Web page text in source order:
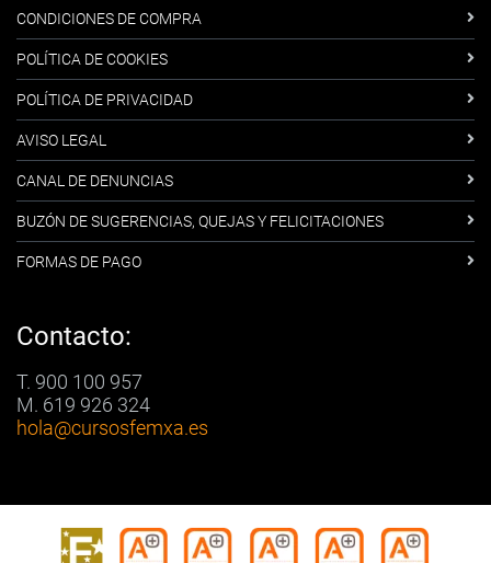
CONDICIONES DE COMPRA
POLÍTICA DE COOKIES
POLÍTICA DE PRIVACIDAD
AVISO LEGAL
CANAL DE DENUNCIAS
BUZÓN DE SUGERENCIAS, QUEJAS Y FELICITACIONES
FORMAS DE PAGO
Contacto:
T. 900 100 957
M. 619 926 324
hola@cursosfemxa.es